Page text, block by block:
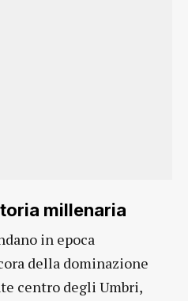
millenaria
in epoca
della dominazione
centro degli Umbri,